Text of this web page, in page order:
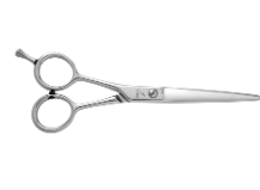
Flyer
Kataloge